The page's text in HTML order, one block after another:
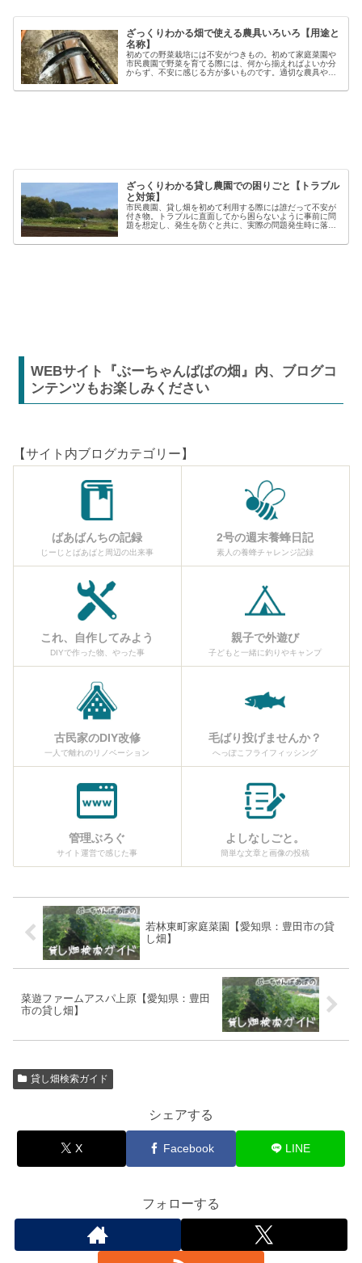
ざっくりわかる畑で使える農具いろいろ【用途と
名称】
初めての野菜栽培には不安がつきもの。初めて家庭菜園や
市民農園で野菜を育てる際には、何から揃えればよいか分
からず、不安に感じる方が多いものです。適切な農具や資
しますが、種類も多く、初心者には...
ざっくりわかる貸し農園での困りごと【トラブル
と対策】
市民農園、貸し畑を初めて利用する際には誰だって不安が
付き物。トラブルに直面してから困らないように事前に問
題を想定し、発生を防ぐと共に、実際の問題発生時に落ち
【困った】と【トラブル】困りごとト...
WEBサイト『ぶーちゃんばばの畑』内、ブログコ
ンテンツもお楽しみください
【サイト内ブログカテゴリー】
ばあばんちの記録
じーじとばあばと周辺の出来事
2号の週末養蜂日記
素人の養蜂チャレンジ記録
これ、自作してみよう
DIYで作った物、やった事
親子で外遊び
子どもと一緒に釣りやキャンプ
古民家のDIY改修
一人で離れのリノベーション
毛ばり投げませんか？
へっぽこフライフィッシング
管理ぶろぐ
サイト運営で感じた事
よしなしごと。
簡単な文章と画像の投稿
若林東町家庭菜園【愛知県：豊田市の貸
し畑】
菜遊ファームアスパ上原【愛知県：豊田
市の貸し畑】
貸し畑検索ガイド
シェアする
X Facebook LINE
フォローする